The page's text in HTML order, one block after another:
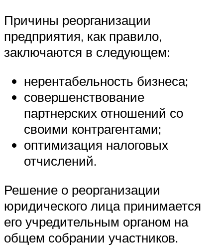
Причины реорганизации
предприятия, как правило,
заключаются в следующем:
нерентабельность бизнеса;
совершенствование
партнерских отношений со
своими контрагентами;
оптимизация налоговых
отчислений.
Решение о реорганизации
юридического лица принимается
его учредительным органом на
общем собрании участников.